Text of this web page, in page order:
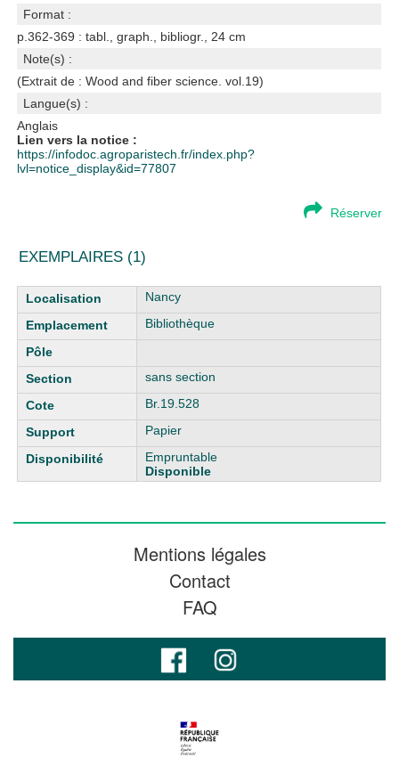
Format :
p.362-369 : tabl., graph., bibliogr., 24 cm
Note(s) :
(Extrait de : Wood and fiber science. vol.19)
Langue(s) :
Anglais
Lien vers la notice :
https://infodoc.agroparistech.fr/index.php?
lvl=notice_display&id=77807
Réserver
EXEMPLAIRES (1)
Liste des exemplaires
Nancy
Bibliothèque
sans section
Br.19.528
Papier
Empruntable
Disponible
Mentions légales
Contact
FAQ